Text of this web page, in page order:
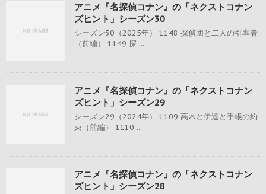
アニメ『名探偵コナン』の「ネクストコナン
ズヒント」シーズン30
シーズン30（2025年） 1148 探偵団と二人の引率者
（前編） 1149 探 ...
アニメ『名探偵コナン』の「ネクストコナン
ズヒント」シーズン29
シーズン29（2024年） 1109 高木と伊達と手帳の約
束（前編） 1110 ...
アニメ『名探偵コナン』の「ネクストコナン
ズヒント」シーズン28